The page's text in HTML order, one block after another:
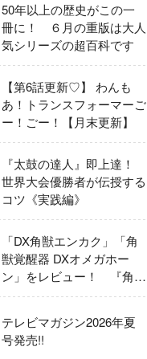
50年以上の歴史がこの一
冊に！ ６月の重版は大人
気シリーズの超百科です
【第6話更新♡】 わんも
あ！トランスフォーマーご
ー！ごー！【月末更新】
『太鼓の達人』即上達！
世界大会優勝者が伝授する
コツ《実践編》
「DX角獣エンカク」「角
獣覚醒器 DXオメガホー
ン」をレビュー！ 『角醒
ハンター オメガホーン』
テレビマガジン2026年夏
号発売!!